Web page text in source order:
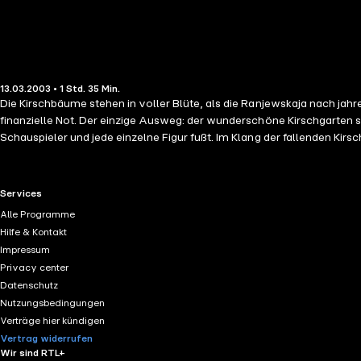
13.03.2003 • 1 Std. 35 Min.
Die Kirschbäume stehen in voller Blüte, als die Ranjewskaja nach
finanzielle Not. Der einzige Ausweg: der wunderschöne
Schauspieler und jede einzelne Figur fußt. Im Klang der fallenden
RTL+ useful links.
Services
Alle Programme
Hilfe & Kontakt
Impressum
Privacy center
Datenschutz
Nutzungsbedingungen
Verträge hier kündigen
Vertrag widerrufen
Wir sind RTL+